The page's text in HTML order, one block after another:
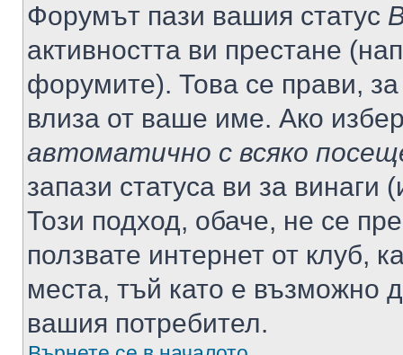
Форумът пази вашия статус
активността ви престане
форумите). Това се прави,
влиза от ваше име. Ако
автоматично с всяко
запази статуса ви за винаги
Този подход, обаче, не се
ползвате интернет от клуб,
места, тъй като е възможно
вашия потребител.